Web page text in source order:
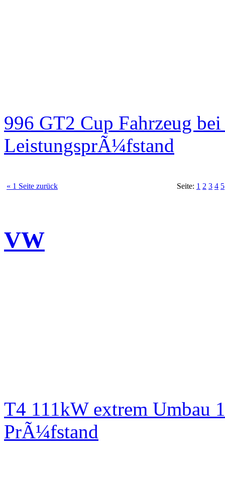
996 GT2 Cup Fahrzeug
LeistungsprÃ¼fstand
« 1 Seite zurück Seite: 1 2 3 4 5
VW
T4 111kW extrem Umbau
PrÃ¼fstand